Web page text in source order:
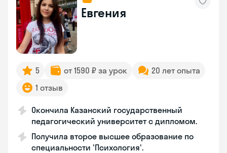
Евгения
5 от 1590 ₽ за урок
20 лет опыта
1 отзыв
Окончила Казанский государственный
педагогический университет с дипломом.
Получила второе высшее образование по
специальности 'Психология'.